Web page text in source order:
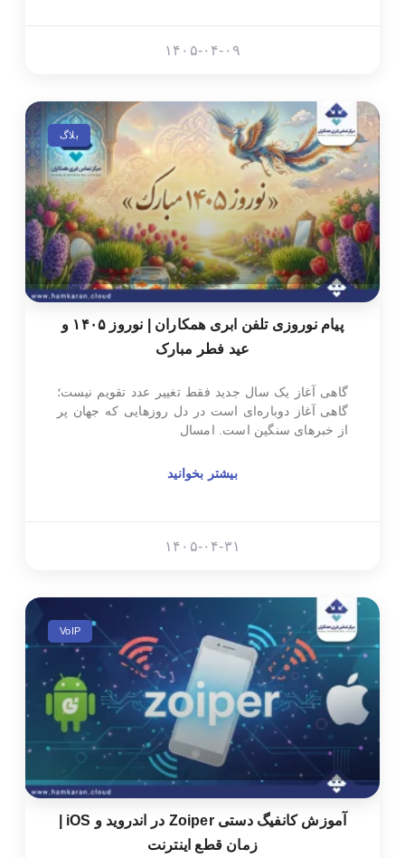
۱۴۰۵-۰۴-۰۹
بلاگ
پیام نوروزی تلفن ابری همکاران | نوروز ۱۴۰۵ و
عید فطر مبارک
گاهی آغاز یک سال جدید فقط تغییر عدد تقویم نیست؛
گاهی آغاز دوباره‌ای است در دل روزهایی که جهان پر
از خبرهای سنگین است. امسال
بیشتر بخوانید
۱۴۰۵-۰۴-۳۱
VoIP
زمان قطع اینترنت